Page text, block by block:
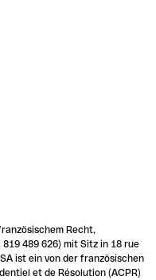
Recht,
489 626) mit Sitz in 18 rue
ist ein von der französischen
et de Résolution (ACPR)